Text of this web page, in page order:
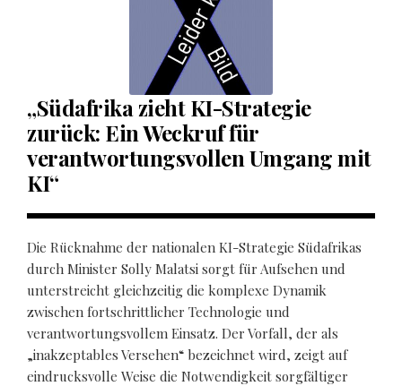
„Südafrika zieht KI-Strategie
zurück: Ein Weckruf für
verantwortungsvollen Umgang mit
KI“
Die Rücknahme der nationalen KI-Strategie Südafrikas
durch Minister Solly Malatsi sorgt für Aufsehen und
unterstreicht gleichzeitig die komplexe Dynamik
zwischen fortschrittlicher Technologie und
verantwortungsvollem Einsatz. Der Vorfall, der als
„inakzeptables Versehen“ bezeichnet wird, zeigt auf
eindrucksvolle Weise die Notwendigkeit sorgfältiger